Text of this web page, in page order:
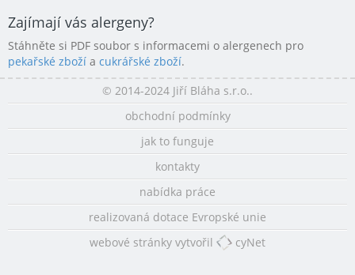
Zajímají vás alergeny?
Stáhněte si PDF soubor s informacemi o alergenech pro
pekařské zboží a cukrářské zboží.
© 2014-2024 Jiří Bláha s.r.o..
obchodní podmínky
jak to funguje
kontakty
nabídka práce
realizovaná dotace Evropské unie
webové stránky vytvořil
cyNet